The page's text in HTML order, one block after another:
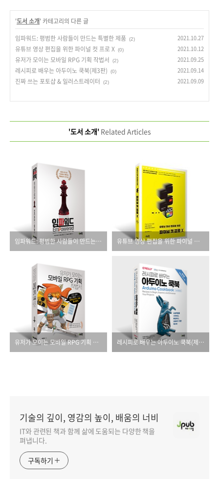
'도서 소개' 카테고리의 다른 글
임파워드: 평범한 사람들이 만드는 특별한 제품 (2) 2021.10.27
유튜브 영상 편집을 위한 파이널 컷 프로 X (0) 2021.10.12
유저가 모이는 모바일 RPG 기획 작법서 (2) 2021.09.25
레시피로 배우는 아두이노 쿡북(제3판) (0) 2021.09.14
진짜 쓰는 포토샵 & 일러스트레이터 (2) 2021.09.09
'도서 소개'Related Articles
임파워드: 평범한 사람들이 만드는 특별한 제품 유튜브 영상 편집을 위한 파이널 컷 프로 X
유저가 모이는 모바일 RPG 기획 작법서 레시피로 배우는 아두이노 쿡북(제3판)
기술의 깊이, 영감의 높이, 배움의 너비
IT와 관련된 책과 함께 삶에 도움되는 다양한 책을
펴냅니다.
구독하기